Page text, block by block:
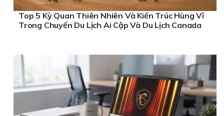
Top 5 Kỳ Quan Thiên Nhiên Và Kiến Trúc Hùng Vĩ
Trong Chuyến Du Lịch Ai Cập Và Du Lịch Canada